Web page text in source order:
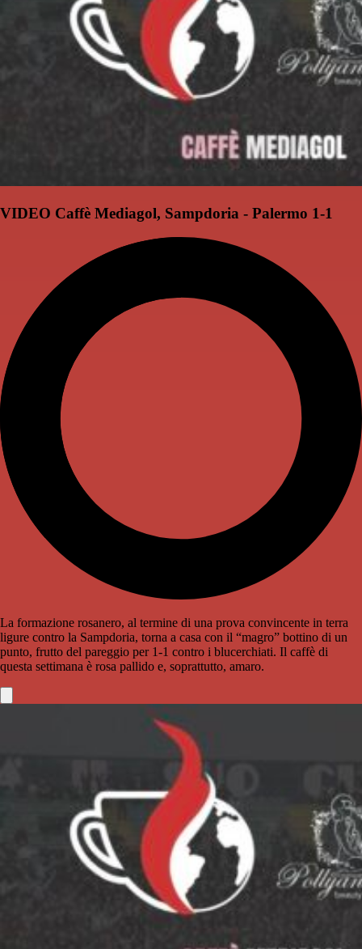
VIDEO Caffè Mediagol, Sampdoria - Palermo 1-1
La formazione rosanero, al termine di una prova convincente in terra
ligure contro la Sampdoria, torna a casa con il “magro” bottino di un
punto, frutto del pareggio per 1-1 contro i blucerchiati. Il caffè di
questa settimana è rosa pallido e, soprattutto, amaro.